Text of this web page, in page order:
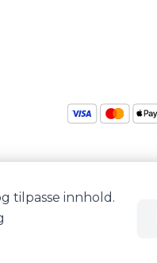
tilpasse innhold.